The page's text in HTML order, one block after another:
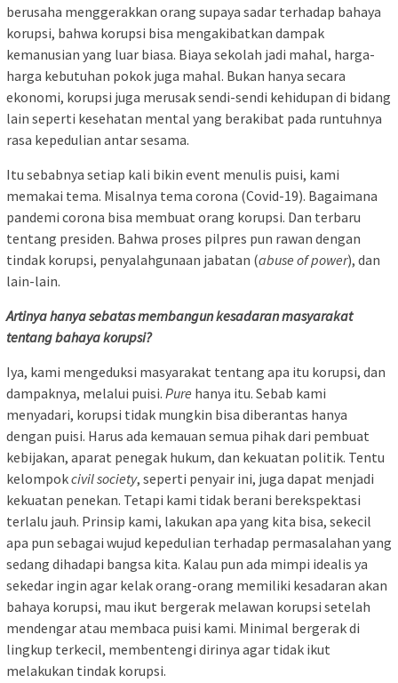
berusaha menggerakkan orang supaya sadar terhadap bahaya
korupsi, bahwa korupsi bisa mengakibatkan dampak
kemanusian yang luar biasa. Biaya sekolah jadi mahal, harga-
harga kebutuhan pokok juga mahal. Bukan hanya secara
ekonomi, korupsi juga merusak sendi-sendi kehidupan di bidang
lain seperti kesehatan mental yang berakibat pada runtuhnya
rasa kepedulian antar sesama.
Itu sebabnya setiap kali bikin event menulis puisi, kami
memakai tema. Misalnya tema corona (Covid-19). Bagaimana
pandemi corona bisa membuat orang korupsi. Dan terbaru
tentang presiden. Bahwa proses pilpres pun rawan dengan
tindak korupsi, penyalahgunaan jabatan (abuse of power), dan
lain-lain.
Artinya hanya sebatas membangun kesadaran masyarakat
tentang bahaya korupsi?
Iya, kami mengeduksi masyarakat tentang apa itu korupsi, dan
dampaknya, melalui puisi. Pure hanya itu. Sebab kami
menyadari, korupsi tidak mungkin bisa diberantas hanya
dengan puisi. Harus ada kemauan semua pihak dari pembuat
kebijakan, aparat penegak hukum, dan kekuatan politik. Tentu
kelompokcivil society, seperti penyair ini, juga dapat menjadi
kekuatan penekan. Tetapi kami tidak berani berekspektasi
terlalu jauh. Prinsip kami, lakukan apa yang kita bisa, sekecil
apa pun sebagai wujud kepedulian terhadap permasalahan yang
sedang dihadapi bangsa kita. Kalau pun ada mimpi idealis ya
sekedar ingin agar kelak orang-orang memiliki kesadaran akan
bahaya korupsi, mau ikut bergerak melawan korupsi setelah
mendengar atau membaca puisi kami. Minimal bergerak di
lingkup terkecil, membentengi dirinya agar tidak ikut
melakukan tindak korupsi.